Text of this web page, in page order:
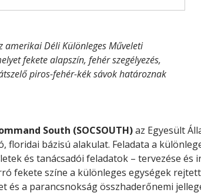
amerikai Déli Különleges Műveleti
fekete alapszín, fehér szegélyezés,
piros-fehér-kék sávok határoznak
South (SOCSOUTH)az Egyesült
floridai bázisú alakulat. Feladata a
és tanácsadói feladatok – tervezése és
fekete színe a különleges egységek
és a parancsnokság összhaderőnemi